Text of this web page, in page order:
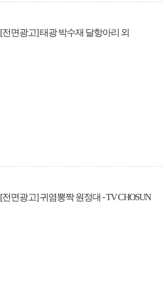
[전면광고] 태광 박수재 달항아리 외
[전면광고] 귀염뽕짝 원정대 - TV CHOSUN